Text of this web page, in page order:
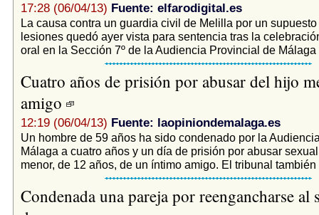
17:28 (06/04/13) Fuente: elfarodigital.es
La causa contra un guardia civil de Melilla por un
lesiones quedó ayer vista para sentencia tras la
oral en la Sección 7º de la Audiencia Provincial de
Cuatro años de prisión por abusar del hijo
amigo
12:19 (06/04/13) Fuente: laopiniondemalaga.es
Un hombre de 59 años ha sido condenado por la
Málaga a cuatro años y un día de prisión por abusar
menor, de 12 años, de un íntimo amigo. El tribunal también
Condenada una pareja por reengancharse al